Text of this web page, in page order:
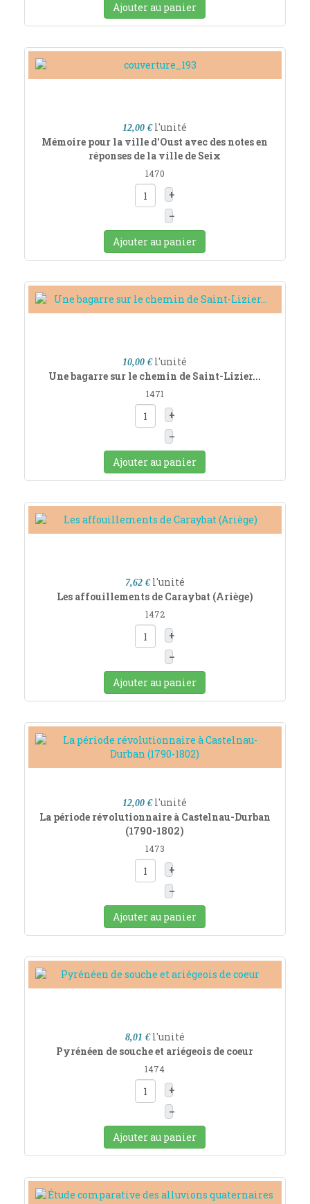
Ajouter au panier
12,00 € l'unité
Mémoire pour la ville d'Oust avec des notes en
réponses de la ville de Seix
1470
+
–
Ajouter au panier
10,00 € l'unité
Une bagarre sur le chemin de Saint-Lizier...
1471
+
–
Ajouter au panier
7,62 € l'unité
Les affouillements de Caraybat (Ariège)
1472
+
–
Ajouter au panier
12,00 € l'unité
La période révolutionnaire à Castelnau-Durban
(1790-1802)
1473
+
–
Ajouter au panier
8,01 € l'unité
Pyrénéen de souche et ariégeois de coeur
1474
+
–
Ajouter au panier